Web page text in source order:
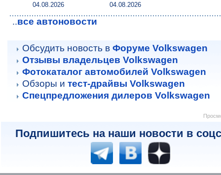
04.08.2026 04.08.2026
..все автоновости
Обсудить новость в Форуме Volkswagen
Отзывы владельцев Volkswagen
Фотокаталог автомобилей Volkswagen
Обзоры и тест-драйвы Volkswagen
Спецпредложения дилеров Volkswagen
Подпишитесь на наши новости в